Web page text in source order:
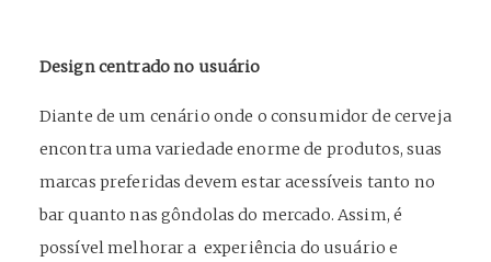
Design centrado no usuário
Diante de um cenário onde o consumidor de cerveja
encontra uma variedade enorme de produtos, suas
marcas preferidas devem estar acessíveis tanto no
bar quanto nas gôndolas do mercado. Assim, é
possível melhorar a experiência do usuário e